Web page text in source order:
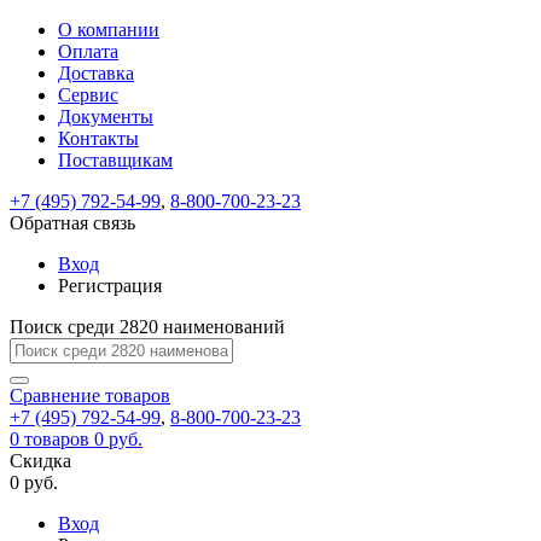
ВходРегистрация
Только
test@example.com
отправлена
по
ней
для
регистрации.
Ок
Только
Запомнить
меня
Забыли
Восстановление
пароля
Заполните
форму.
Мы
отправим
ссылку
на
указанный
электронный
адрес,
перейдя
по
которой
вы
новый
На
вашу
test@test.ru
отправлена
ссылка.
Перейдите
по
для
смены
пароля.
Введите
новый
пароль
Сменить
Пароль
успешно
Войти
Обратная
связь
Сообщение
пользовательского
соглашения
Ваше
сообщение
успешно
О компании
Оплата
Доставка
Сервис
Документы
Контакты
Поставщикам
+7 (495) 792-54-99, 8-800-700-23-23
Обратная связь
Вход
Регистрация
Поиск среди 2820 наименований
Сравнение товаров
+7 (495) 792-54-99, 8-800-700-23-23
0 товаров 0 руб.
Скидка
0 руб.
Вход